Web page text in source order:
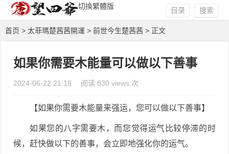
切換繁體版 搜索
目录
首页 > 太菲瑪楚茜茜開運 > 前世今生楚茜茜 > 正文
如果你需要木能量可以做以下善事
2024-06-22 21:18 阅读 830 views 次
【如果你需要木能量来强运，您可以做以下善事】
如果您的八字需要木，而您觉得运气比较停滞的时
候，赶快做以下的善事，会立即地强化你的运气。